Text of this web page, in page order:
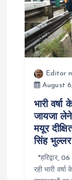
g
a
t
Editor
August
भारी
जायजा लेने
मयूर
सिंह भुल्लर
*हरिद्वार,
रही भारी